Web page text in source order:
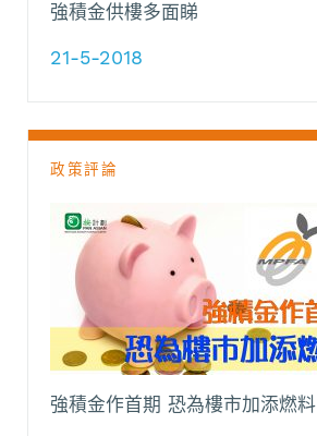
強積金供樓多面睇
21-5-2018
政策評論
強積金作首期 恐為樓市加添燃料